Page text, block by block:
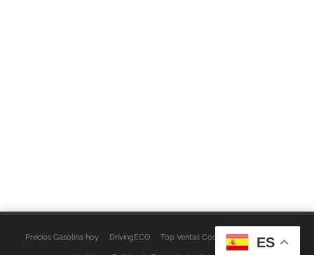
Precios Gasolina hoy DrivingECO Top Ventas Coches EspacioFurgo
ES